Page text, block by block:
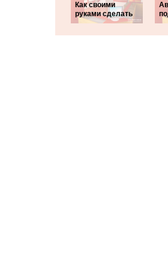
Как своими
руками сделать